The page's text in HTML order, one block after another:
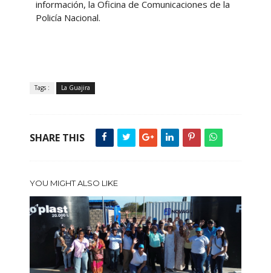
información, la Oficina de Comunicaciones de la
Policía Nacional.
Tags : La Guajira
SHARE THIS
YOU MIGHT ALSO LIKE